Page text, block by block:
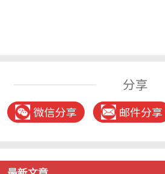
分享
微信分享 邮件分享